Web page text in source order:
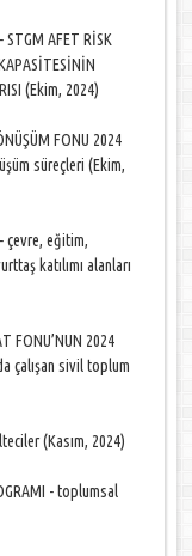
STGM AFET RİSK
(Ekim, 2024)
FONU 2024
süreçleri (Ekim,
çevre, eğitim,
katılımı alanları
FONU’NUN 2024
çalışan sivil toplum
(Kasım, 2024)
- toplumsal